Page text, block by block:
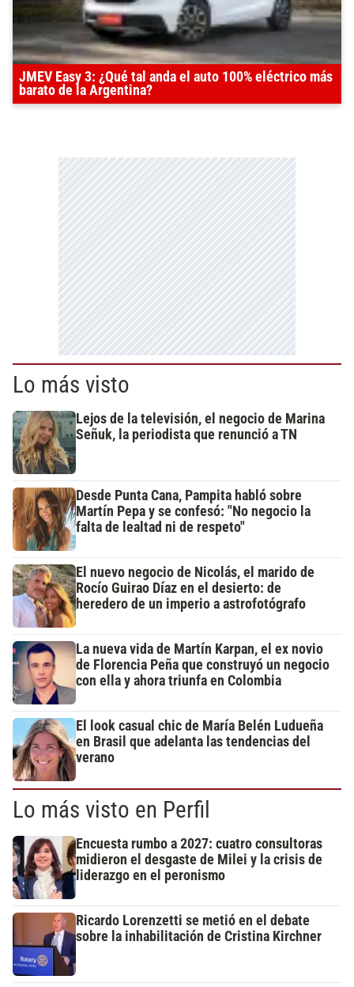
JMEV Easy 3: ¿Qué tal anda el auto 100% eléctrico más
barato de la Argentina?
Lo más visto
Lejos de la televisión, el negocio de Marina
Señuk, la periodista que renunció a TN
Desde Punta Cana, Pampita habló sobre
Martín Pepa y se confesó: "No negocio la
falta de lealtad ni de respeto"
El nuevo negocio de Nicolás, el marido de
Rocío Guirao Díaz en el desierto: de
heredero de un imperio a astrofotógrafo
La nueva vida de Martín Karpan, el ex novio
de Florencia Peña que construyó un negocio
con ella y ahora triunfa en Colombia
El look casual chic de María Belén Ludueña
en Brasil que adelanta las tendencias del
verano
Lo más visto en Perfil
Encuesta rumbo a 2027: cuatro consultoras
midieron el desgaste de Milei y la crisis de
liderazgo en el peronismo
Ricardo Lorenzetti se metió en el debate
sobre la inhabilitación de Cristina Kirchner